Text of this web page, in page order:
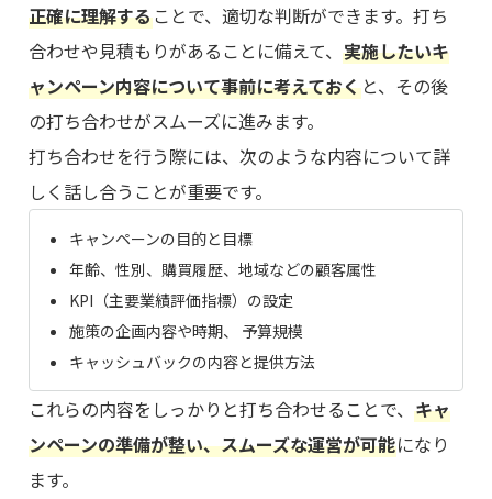
正確に理解することで、適切な判断ができます。打ち
合わせや見積もりがあることに備えて、実施したいキ
ャンペーン内容について事前に考えておくと、その後
の打ち合わせがスムーズに進みます。
打ち合わせを行う際には、次のような内容について詳
しく話し合うことが重要です。
キャンペーンの目的と目標
年齢、性別、購買履歴、地域などの顧客属性
KPI（主要業績評価指標）の設定
施策の企画内容や時期、 予算規模
キャッシュバックの内容と提供方法
これらの内容をしっかりと打ち合わせることで、キャ
ンペーンの準備が整い、スムーズな運営が可能になり
ます。